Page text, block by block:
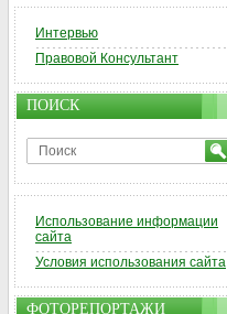
Интервью
Правовой Консультант
ПОИСК
Использование информации
сайта
Условия использования сайта
ФОТОРЕПОРТАЖИ